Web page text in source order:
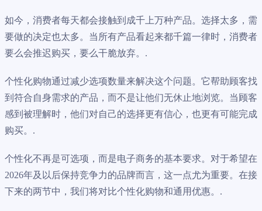
如今，消费者每天都会接触到成千上万种产品。选择太多，需
要做的决定也太多。当所有产品看起来都千篇一律时，消费者
要么会推迟购买，要么干脆放弃。.
个性化购物通过减少选项数量来解决这个问题。它帮助顾客找
到符合自身需求的产品，而不是让他们无休止地浏览。当顾客
感到被理解时，他们对自己的选择更有信心，也更有可能完成
购买。.
个性化不再是可选项，而是电子商务的基本要求。对于希望在
2026年及以后保持竞争力的品牌而言，这一点尤为重要。在接
下来的两节中，我们将对比个性化购物和通用优惠。.